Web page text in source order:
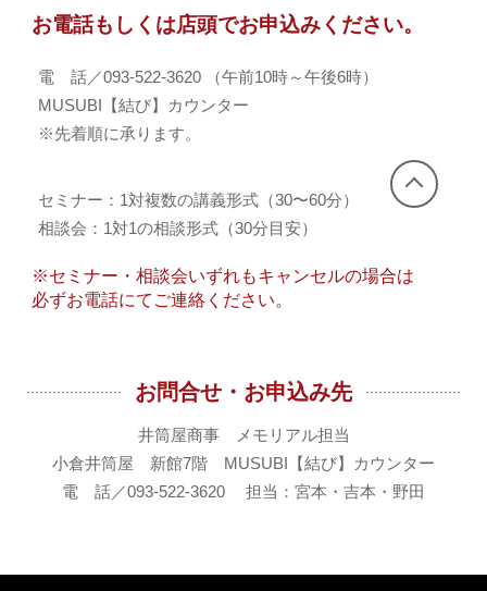
お電話もしくは店頭でお申込みください。
電 話／093-522-3620 （午前10時～午後6時）
MUSUBI【結び】カウンター
※先着順に承ります。
セミナー：1対複数の講義形式（30〜60分）
相談会：1対1の相談形式（30分目安）
※セミナー・相談会いずれもキャンセルの場合は
必ずお電話にてご連絡ください。
お問合せ・お申込み先
井筒屋商事 メモリアル担当
小倉井筒屋 新館7階 MUSUBI【結び】カウンター
電 話／093-522-3620 担当：宮本・吉本・野田